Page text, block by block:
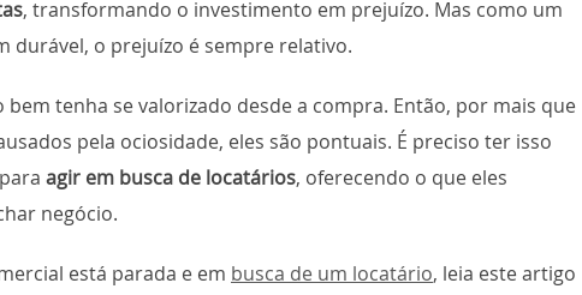
, transformando o investimento em prejuízo. Mas como um
durável, o prejuízo é sempre relativo.
bem tenha se valorizado desde a compra. Então, por mais que
pela ociosidade, eles são pontuais. É preciso ter isso
agir em busca de locatários, oferecendo o que eles
negócio.
está parada e em busca de um locatário, leia este artigo